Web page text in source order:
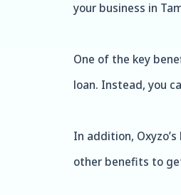
your business in
One of the key
loan. Instead, you
In addition,
other benefits to